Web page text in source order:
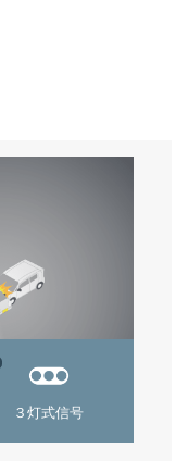
３灯式信号